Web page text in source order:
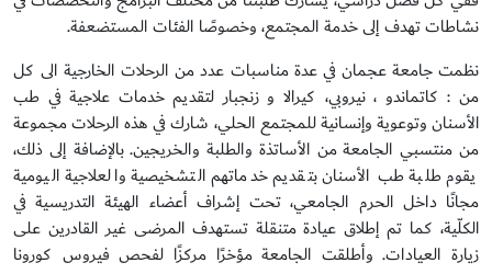
نشاطات تهدف إلى خدمة المجتمع، وخصوصًا الفئات المستضعفة.
نظمت جامعة عجمان في عدة مناسبات عدد من الرحلات الخارجية الى كل
من : كاتماندو ، نيروبي، كيرالا و زنجبار لتقديم خدمات علاجية في طب
الأسنان وتوعوية وإنسانية للمجتمع الحلي، شارك في هذه الرحلات مجموعة
من منتسبي الجامعة من الأساتذة والطلبة والخريجين. بالإضافة إلى ذلك،
يقوم طلبة طب الأسنان بتقديم خدماتهم التشخيصية والعلاجية اليومية
مجانًا داخل الحرم الجامعي، تحت إشراف أعضاء الهيئة التدريسية في
الكلّية، كما تم إطلاق عيادة متنقلة تستهدف المرضى غير القادرين على
زيارة العيادات. وأطلقت الجامعة مؤخرًا مركزًا لفحص فيروس كورونا